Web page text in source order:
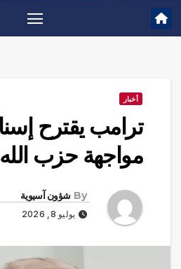
أخبار
ترامب يقترح
مواجهة حزب
By شؤون آسيوية
يوليو 8, 2026